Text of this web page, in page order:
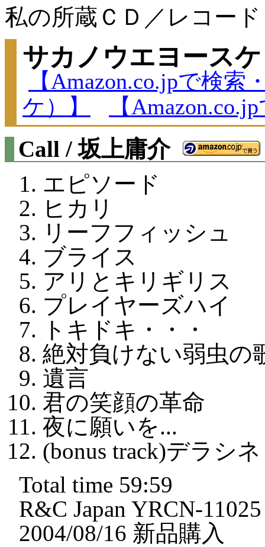
私の所蔵ＣＤ／レコード
サカノウエヨース
【Amazon.co.jpで検
ケ）】
【
Call / 坂上庸介
エピソード
ヒカリ
リーフフィッシュ
ブライス
アリとキリギリス
プレイヤーズハイ
トキドキ・・・
絶対負けない弱虫の
遺言
君の笑顔の革命
夜に願いを...
(bonus track)デラシネ
Total time 59:59
R&C Japan YRCN-11025
2004/08/16 新品購入